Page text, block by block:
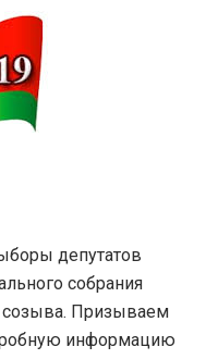
депутатов
собрания
созыва. Призываем
информацию